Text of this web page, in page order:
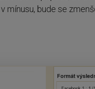
mínusu, bude se